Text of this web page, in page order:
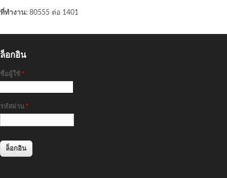
ที่ทำงาน: 80555 ต่อ 1401
ล็อกอิน
ชื่อผู้ใช้ *
รหัสผ่าน *